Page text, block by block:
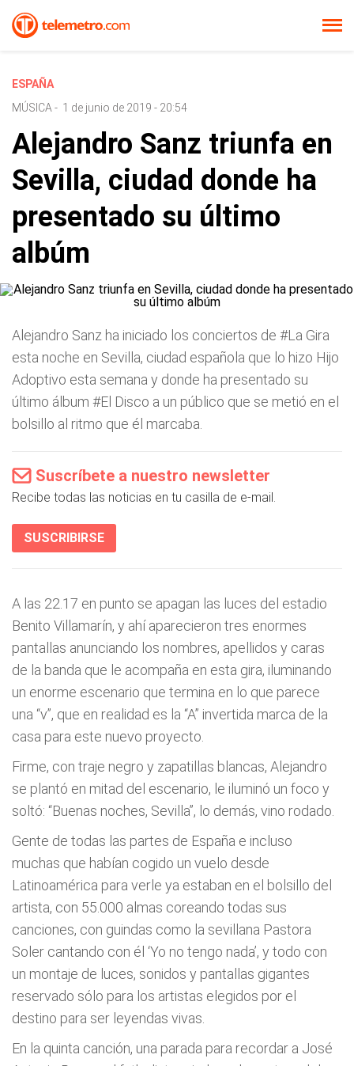
ESPAÑA
MÚSICA - 1 de junio de 2019 - 20:54
Alejandro Sanz triunfa en
Sevilla, ciudad donde ha
presentado su último
albúm
Alejandro Sanz ha iniciado los conciertos de #La Gira
esta noche en Sevilla, ciudad española que lo hizo Hijo
Adoptivo esta semana y donde ha presentado su
último álbum #El Disco a un público que se metió en el
bolsillo al ritmo que él marcaba.
Suscríbete a nuestro newsletter
Recibe todas las noticias en tu casilla de e-mail.
SUSCRIBIRSE
A las 22.17 en punto se apagan las luces del estadio
Benito Villamarín, y ahí aparecieron tres enormes
pantallas anunciando los nombres, apellidos y caras
de la banda que le acompaña en esta gira, iluminando
un enorme escenario que termina en lo que parece
una “v”, que en realidad es la “A” invertida marca de la
casa para este nuevo proyecto.
Firme, con traje negro y zapatillas blancas, Alejandro
se plantó en mitad del escenario, le iluminó un foco y
soltó: “Buenas noches, Sevilla”, lo demás, vino rodado.
Gente de todas las partes de España e incluso
muchas que habían cogido un vuelo desde
Latinoamérica para verle ya estaban en el bolsillo del
artista, con 55.000 almas coreando todas sus
canciones, con guindas como la sevillana Pastora
Soler cantando con él ‘Yo no tengo nada’, y todo con
un montaje de luces, sonidos y pantallas gigantes
reservado sólo para los artistas elegidos por el
destino para ser leyendas vivas.
En la quinta canción, una parada para recordar a José